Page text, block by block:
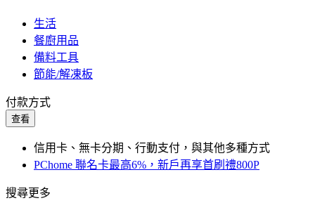
生活
餐廚用品
備料工具
節能/解凍板
付款方式
查看
信用卡、無卡分期、行動支付，與其他多種方式
PChome 聯名卡最高6%，新戶再享首刷禮800P
搜尋更多